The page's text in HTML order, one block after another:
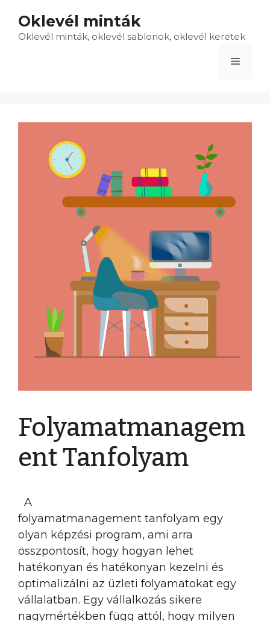
tartalomba
Oklevél minták
Oklevél minták, oklevél sablonok, oklevél keretek
Menü
Folyamatmanagem
ent Tanfolyam
A
folyamatmanagement tanfolyam egy
olyan képzési program, ami arra
összpontosít, hogy hogyan lehet
hatékonyan és hatékonyan kezelni és
optimalizálni az üzleti folyamatokat egy
vállalatban. Egy vállalkozás sikere
nagymértékben függ attól, hogy milyen